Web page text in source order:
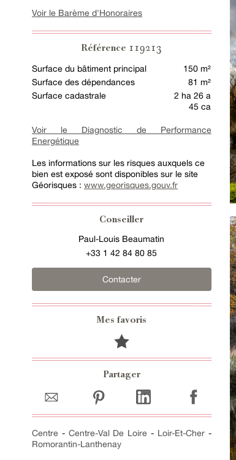
Voir le Barème d'Honoraires
Référence 119213
Surface du bâtiment principal
150 m²
Surface des dépendances
81 m²
Surface cadastrale
2 ha 26 a
45 ca
Voir le Diagnostic de Performance
Energétique
Les informations sur les risques auxquels ce
bien est exposé sont disponibles sur le site
Géorisques : www.georisques.gouv.fr
Conseiller
Paul-Louis Beaumatin
+33 1 42 84 80 85
Contacter
Mes favoris
Partager
Centre - Centre-Val De Loire - Loir-Et-Cher -
Romorantin-Lanthenay